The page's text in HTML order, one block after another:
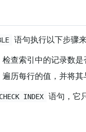
语句执行以下步骤
查索引中的记录数是
历每行的值，并将其
INDEX 语句，它